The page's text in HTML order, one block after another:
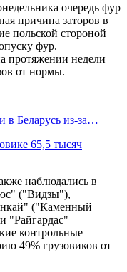
очередь фур
причина заторов в
польской стороной
фур.
протяжении недели
от нормы.
в Беларусь из-за…
65,5 тысяч
наблюдались в
("Видзы"),
("Каменный
"Райгардас"
контрольные
49% грузовиков от